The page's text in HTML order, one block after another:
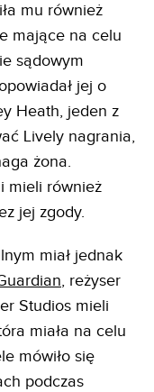
mu również
mające na celu
sądowym
jej o
Heath, jeden z
Lively nagrania,
żona.
mieli również
jej zgody.
miał jednak
, reżyser
Studios mieli
miała na celu
mówiło się
podczas